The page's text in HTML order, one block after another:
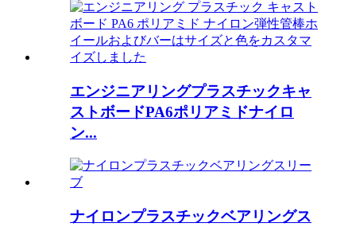
エンジニアリングプラスチックキャ
ストボードPA6ポリアミドナイロ
ン...
ナイロンプラスチックベアリングス